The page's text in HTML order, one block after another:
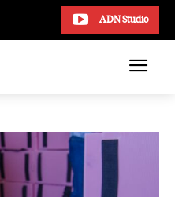
ADN Studio